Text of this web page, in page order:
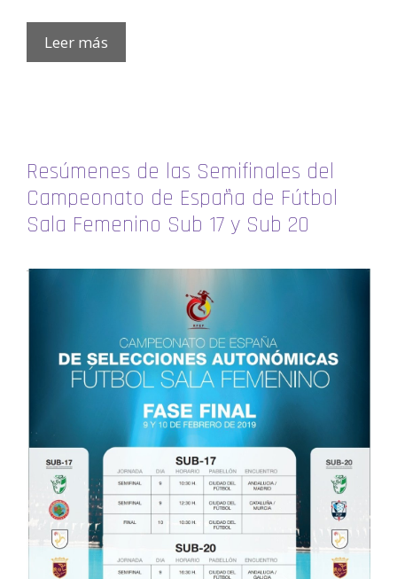
Leer más
Resúmenes de las Semifinales del
Campeonato de España de Fútbol
Sala Femenino Sub 17 y Sub 20